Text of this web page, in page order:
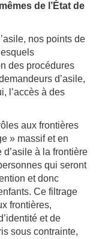
de l’État de
nos points de
des procédures
d’asile,
l’accès à des
aux frontières
» massif et en
à la frontière
qui seront
et donc
Ce filtrage
frontières,
et de
sous contrainte,